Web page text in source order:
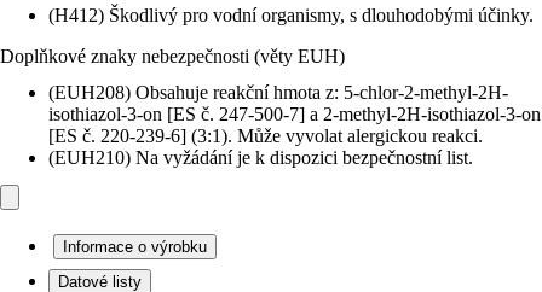
(H412) Škodlivý pro vodní organismy, s dlouhodobými účinky.
Doplňkové znaky nebezpečnosti (věty EUH)
(EUH208) Obsahuje reakční hmota z: 5-chlor-2-methyl-2H-
isothiazol-3-on [ES č. 247-500-7] a 2-methyl-2H-isothiazol-3-on
[ES č. 220-239-6] (3:1). Může vyvolat alergickou reakci.
(EUH210) Na vyžádání je k dispozici bezpečnostní list.
Informace o výrobku
Datové listy